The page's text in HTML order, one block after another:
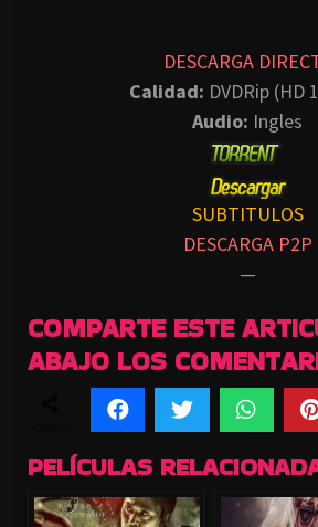
DESCARGA
Calidad: DVDRip (HD
Audio: Ingles
SUBTITULOS
DESCARGA P2P
—
COMPARTE ESTE
ABAJO LOS
PELÍCULAS